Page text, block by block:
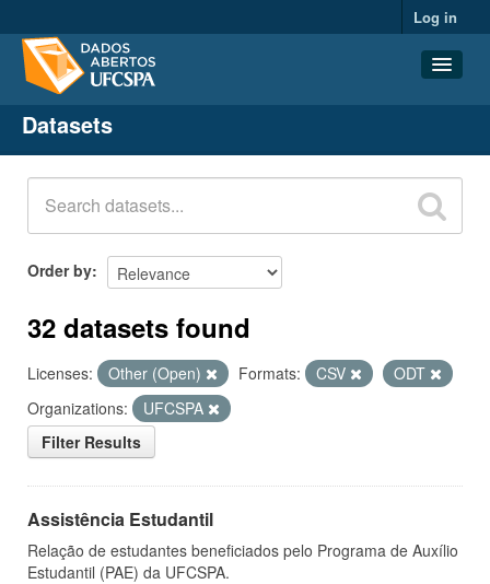
Log in
Datasets
Organizations
Groups
About
Datasets
Order by
32 datasets found
Licenses: Other (Open) Formats: CSV
ODT
Organizations:
UFCSPA
Filter Results
Assistência Estudantil
Relação de estudantes beneficiados pelo Programa de Auxílio
Estudantil (PAE) da UFCSPA.